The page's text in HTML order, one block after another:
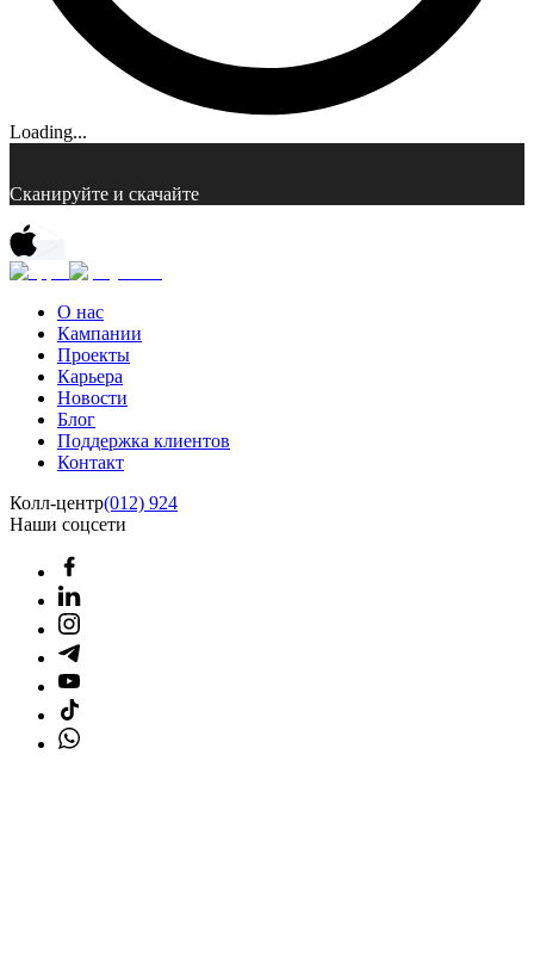
Loading...
Сканируйте и скачайте
О нас
Кампании
Проекты
Карьера
Новости
Блог
Поддержка клиентов
Контакт
Колл-центр(012) 924
Наши соцсети